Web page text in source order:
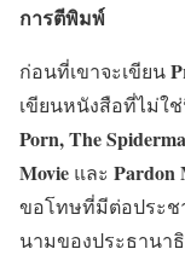
การตีพิมพ์
ก่อนที่เขาจะเขียน
เขียนหนังสือที่ไม่ใช่
Porn, The
Movie และ Pardon
ขอโทษที่มีต่อประช
นามของประธานา